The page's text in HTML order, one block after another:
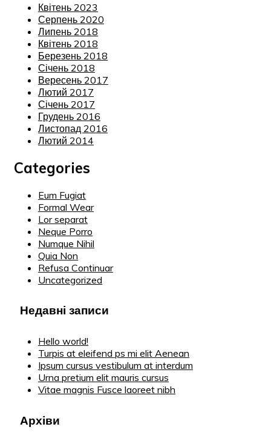
Квітень 2023
Серпень 2020
Липень 2018
Квітень 2018
Березень 2018
Січень 2018
Вересень 2017
Лютий 2017
Січень 2017
Грудень 2016
Листопад 2016
Лютий 2014
Categories
Eum Fugiat
Formal Wear
Lor separat
Neque Porro
Numque Nihil
Quia Non
Refusa Continuar
Uncategorized
Недавні записи
Hello world!
Turpis at eleifend ps mi elit Aenean
Ipsum cursus vestibulum at interdum
Urna pretium elit mauris cursus
Vitae magnis Fusce laoreet nibh
Архіви